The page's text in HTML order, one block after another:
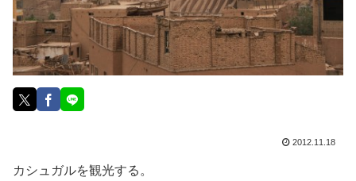
2012.11.18
カシュガルを観光する。